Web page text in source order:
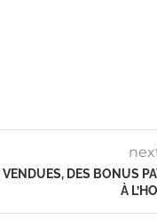
DES BONUS
À